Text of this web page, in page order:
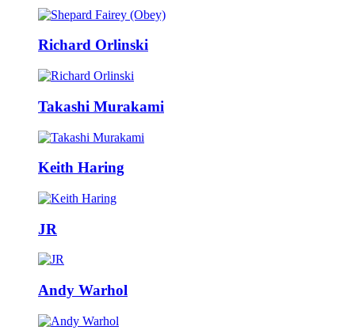
Richard Orlinski
Takashi Murakami
Keith Haring
JR
Andy Warhol